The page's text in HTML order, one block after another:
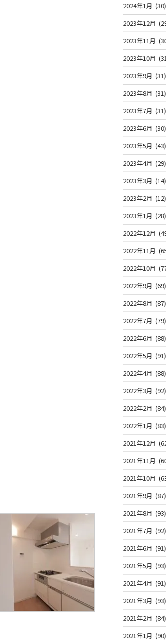
2024年1月 (30)
2023年12月
2023年11月
2023年10月
2023年9月 (31)
2023年8月 (31)
2023年7月 (31)
2023年6月 (30)
2023年5月 (43)
2023年4月 (29)
2023年3月 (14)
2023年2月 (12)
2023年1月 (28)
2022年12月
2022年11月
2022年10月
2022年9月 (69)
2022年8月 (87)
2022年7月 (79)
2022年6月 (88)
2022年5月 (91)
2022年4月 (88)
2022年3月 (92)
2022年2月 (84)
2022年1月 (83)
2021年12月
2021年11月
2021年10月
2021年9月 (87)
2021年8月 (93)
2021年7月 (92)
2021年6月 (91)
2021年5月 (93)
2021年4月 (91)
2021年3月 (93)
2021年2月 (84)
2021年1月 (90)